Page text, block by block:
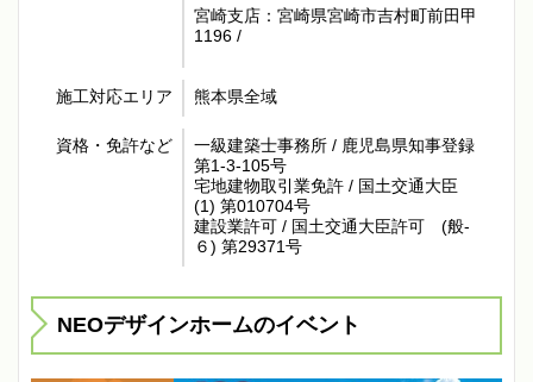
宮崎支店：宮崎県宮崎市吉村町前田甲
1196 /
施工対応エリア 熊本県全域
資格・免許など
一級建築士事務所 / 鹿児島県知事登録
第1-3-105号
宅地建物取引業免許 / 国土交通大臣
(1) 第010704号
建設業許可 / 国土交通大臣許可 (般-
６) 第29371号
NEOデザインホームのイベント